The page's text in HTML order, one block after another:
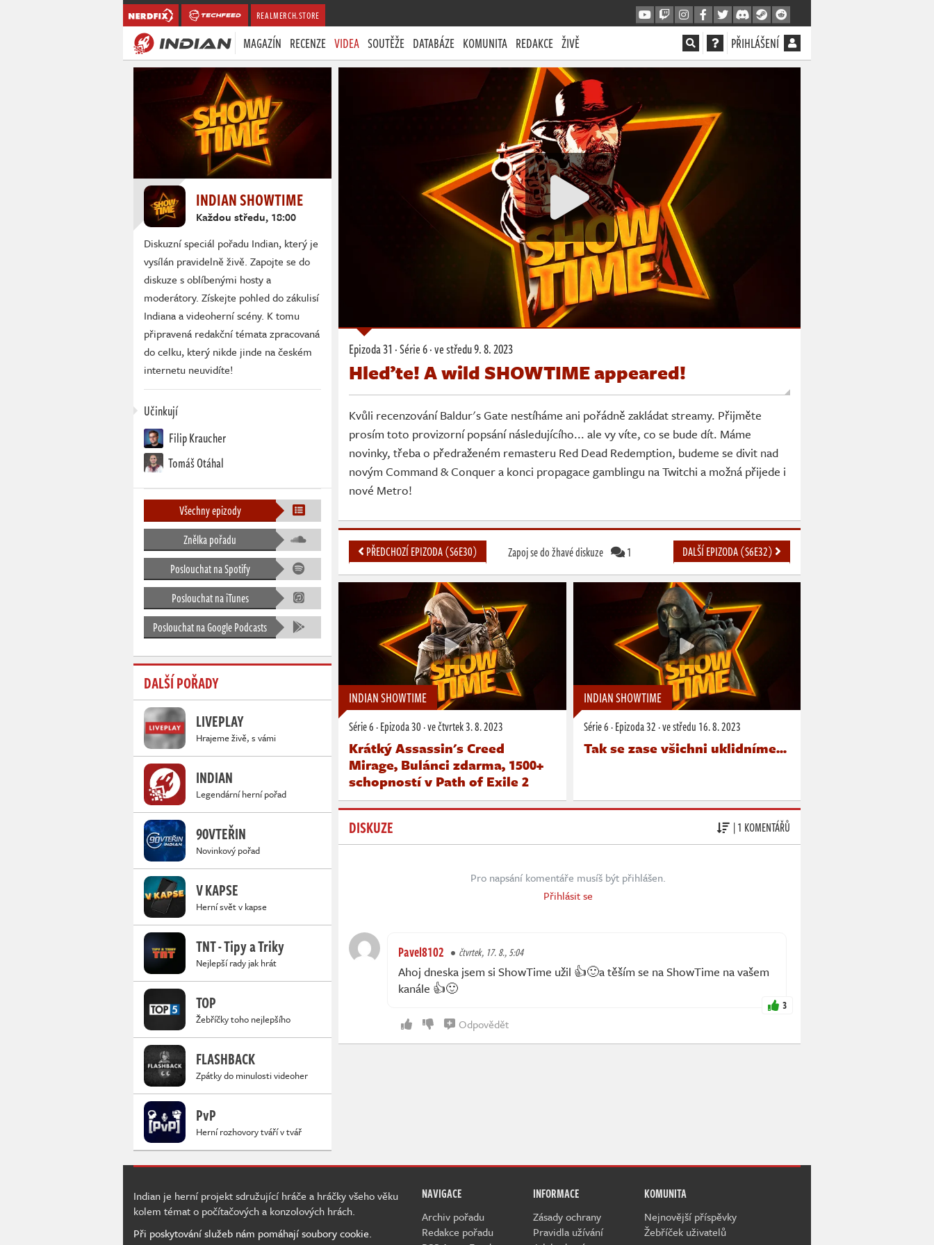
REALMERCH.STORE
MAGAZÍN RECENZE VIDEA SOUTĚŽE DATABÁZE KOMUNITA REDAKCE ŽIVĚ PŘIHLÁŠENÍ
INDIAN SHOWTIME
Každou středu, 18:00
Diskuzní speciál pořadu Indian, který je
vysílán pravidelně živě. Zapojte se do
diskuze s oblíbenými hosty a
moderátory. Získejte pohled do zákulisí
Indiana a videoherní scény. K tomu
připravená redakční témata zpracovaná
do celku, který nikde jinde na českém
internetu neuvidíte!
Učinkují
Filip Kraucher
Tomáš Otáhal
Všechny epizody
Znělka pořadu
Poslouchat na Spotify
Poslouchat na iTunes
Poslouchat na Google Podcasts
DALŠÍ POŘADY
LIVEPLAY
Hrajeme živě, s vámi
INDIAN
Legendární herní pořad
90VTEŘIN
Novinkový pořad
V KAPSE
Herní svět v kapse
TNT - Tipy a Triky
Nejlepší rady jak hrát
TOP
Žebříčky toho nejlepšího
FLASHBACK
Zpátky do minulosti videoher
PvP
Herní rozhovory tváří v tvář
Epizoda 31 · Série 6 ·ve středu9. 8. 2023
Hleďte! A wild SHOWTIME appeared!
Kvůli recenzování Baldur's Gate nestíháme ani pořádně zakládat streamy. Přijměte
prosím toto provizorní popsání následujícího... ale vy víte, co se bude dít. Máme
novinky, třeba o předraženém remasteru Red Dead Redemption, budeme se divit nad
novým Command & Conquer a konci propagace gamblingu na Twitchi a možná přijede i
nové Metro!
PŘEDCHOZÍ EPIZODA (S6E30) Zapoj se do žhavé diskuze 1 DALŠÍ EPIZODA (S6E32)
INDIAN SHOWTIME
Série 6·Epizoda 30·ve čtvrtek3. 8. 2023
Krátký Assassin's Creed
Mirage, Bulánci zdarma, 1500+
schopností v Path of Exile 2
INDIAN SHOWTIME
Série 6·Epizoda 32·ve středu 16. 8. 2023
Tak se zase všichni uklidníme...
DISKUZE | 1 KOMENTÁŘŮ
Pro napsání komentáře musíš být přihlášen.
Přihlásit se
Pavel8102 čtvrtek, 17. 8., 5:04
Ahoj dneska jsem si ShowTime užil 👍🙂a těším se na ShowTime na vašem
kanále 👍🙂
3
Odpovědět
NAVIGACE
Archiv pořadu
Redakce pořadu
INFORMACE
Zásady ochrany
Pravidla užívání
KOMUNITA
Nejnovější příspěvky
Žebříček uživatelů
Indian je herní projekt sdružující hráče a hráčky všeho věku
kolem témat o počítačových a konzolových hrách.
Při poskytování služeb nám pomáhají soubory cookie.